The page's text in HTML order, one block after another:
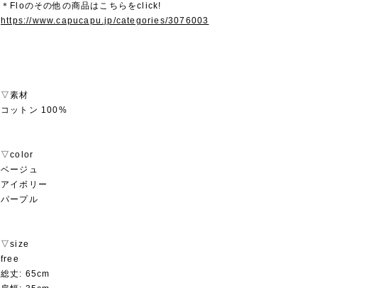
＊Floのその他の商品はこちらをclick!
https://www.capucapu.jp/categories/3076003
▽素材
コットン 100%
▽color
ベージュ
アイボリー
パープル
▽size
free
総丈: 65cm